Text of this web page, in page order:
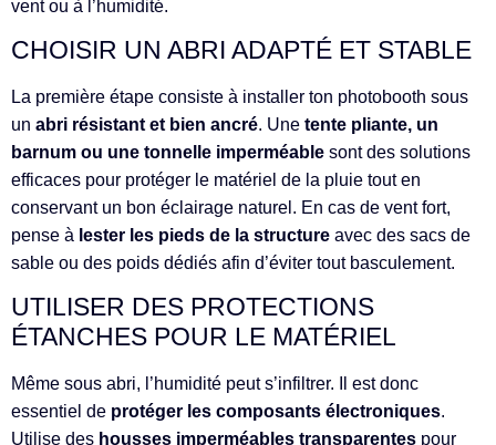
vent ou à l’humidité.
CHOISIR UN ABRI ADAPTÉ ET STABLE
La première étape consiste à installer ton photobooth sous
un abri résistant et bien ancré. Une tente pliante, un
barnum ou une tonnelle imperméable sont des solutions
efficaces pour protéger le matériel de la pluie tout en
conservant un bon éclairage naturel. En cas de vent fort,
pense à lester les pieds de la structure avec des sacs de
sable ou des poids dédiés afin d’éviter tout basculement.
UTILISER DES PROTECTIONS
ÉTANCHES POUR LE MATÉRIEL
Même sous abri, l’humidité peut s’infiltrer. Il est donc
essentiel de protéger les composants électroniques.
Utilise des housses imperméables transparentes pour